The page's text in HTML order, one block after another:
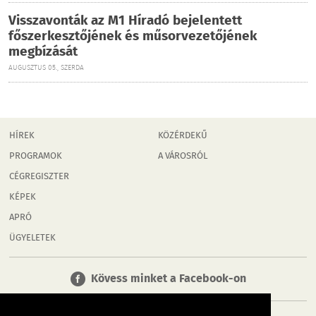
Visszavonták az M1 Híradó bejelentett
főszerkesztőjének és műsorvezetőjének
megbízását
AUGUSZTUS 05., SZERDA
HÍREK
PROGRAMOK
CÉGREGISZTER
KÉPEK
APRÓ
ÜGYELETEK
KÖZÉRDEKŰ
A VÁROSRÓL
Kövess minket a Facebook-on